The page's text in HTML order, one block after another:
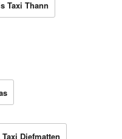
Taxi Thann
Taxi Diefmatten